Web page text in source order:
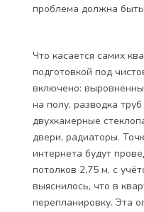
проблема должна
Что касается самих
подготовкой под
включено:
на полу, разводка
двухкамерные
двери, радиаторы.
интернета будут
потолков 2,75 м, с
выяснилось, что в
перепланировку. Эта